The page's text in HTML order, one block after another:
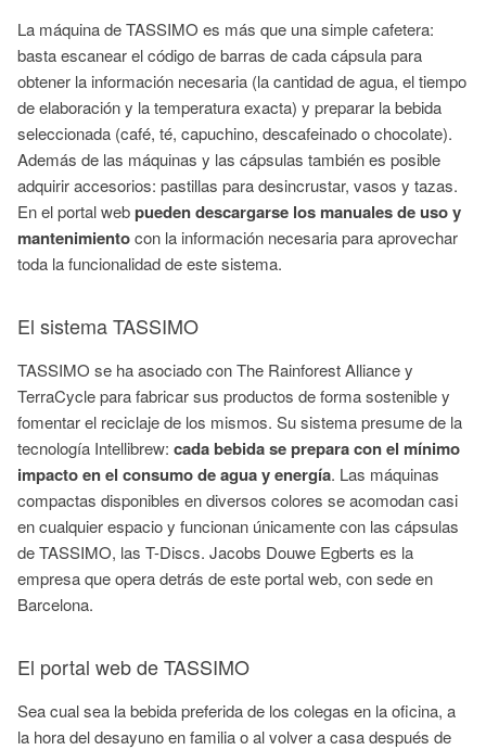
La máquina de TASSIMO es más que una simple cafetera:
basta escanear el código de barras de cada cápsula para
obtener la información necesaria (la cantidad de agua, el tiempo
de elaboración y la temperatura exacta) y preparar la bebida
seleccionada (café, té, capuchino, descafeinado o chocolate).
Además de las máquinas y las cápsulas también es posible
adquirir accesorios: pastillas para desincrustar, vasos y tazas.
En el portal webpuedendescargarse los manuales de uso y
mantenimientocon la información necesaria para aprovechar
toda la funcionalidad de este sistema.
El sistema TASSIMO
TASSIMO se ha asociado con The Rainforest Alliance y
TerraCycle para fabricar sus productos de forma sostenible y
fomentar el reciclaje de los mismos. Su sistema presume de la
tecnología Intellibrew: cada bebida se prepara con el mínimo
impacto en el consumo de agua y energía. Las máquinas
compactas disponibles en diversos colores se acomodan casi
en cualquier espacio y funcionan únicamente con las cápsulas
de TASSIMO, las T-Discs. Jacobs Douwe Egberts es la
empresa que opera detrás de este portal web, con sede en
Barcelona.
El portal web de TASSIMO
Sea cual sea la bebida preferida de los colegas en la oficina, a
la hora del desayuno en familia o al volver a casa después de